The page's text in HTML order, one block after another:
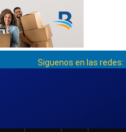
Siguenos en las redes: